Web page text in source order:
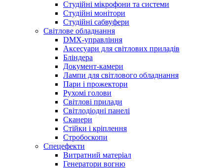
Студійні мікрофони та системи
Студійні монітори
Студійні сабвуфери
Світлове обладнання
DMX-управління
Аксесуари для світлових приладів
Бліндера
Документ-камери
Лампи для світлового обладнання
Пари і прожектори
Рухомі голови
Світлові прилади
Світлодіодні панелі
Сканери
Стійки і кріплення
Стробоскопи
Спецефекти
Витратний матеріал
Генератори вогню